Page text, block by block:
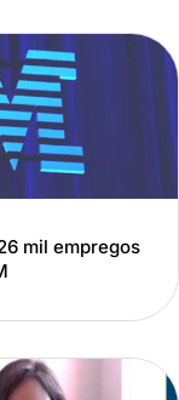
mil empregos